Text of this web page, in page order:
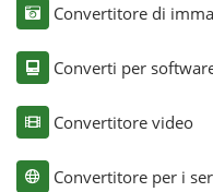
Convertitore di
Converti per
Convertitore video
Convertitore per i